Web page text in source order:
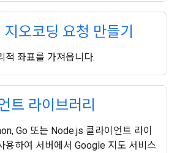
오코딩 요청 만들기
적 좌표를 가져옵니다.
트 라이브러리
Go 또는 Node.js 클라이언트 라이
용하여 서버에서 Google 지도 서비스